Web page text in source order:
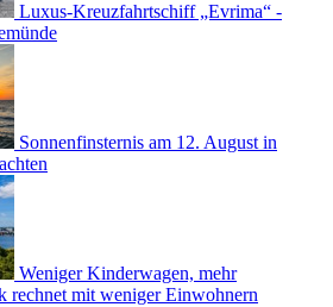
Luxus-Kreuzfahrtschiff „Evrima“ -
Sonnenfinsternis am 12. August in
Weniger Kinderwagen, mehr
rechnet mit weniger Einwohnern